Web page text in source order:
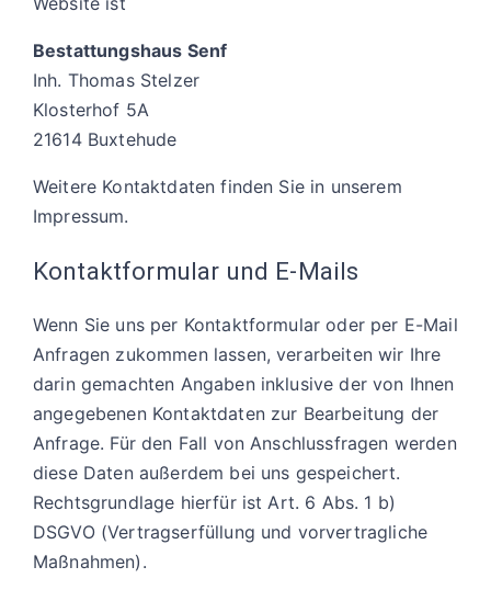
Bestattungshaus Senf
Inh. Thomas Stelzer
Klosterhof 5A
21614 Buxtehude
Weitere Kontaktdaten finden Sie in unserem
Impressum.
Kontaktformular und E-Mails
Wenn Sie uns per Kontaktformular oder per E-Mail
Anfragen zukommen lassen, verarbeiten wir Ihre
darin gemachten Angaben inklusive der von Ihnen
angegebenen Kontaktdaten zur Bearbeitung der
Anfrage. Für den Fall von Anschlussfragen werden
diese Daten außerdem bei uns gespeichert.
Rechtsgrundlage hierfür ist Art. 6 Abs. 1 b)
DSGVO (Vertragserfüllung und vorvertragliche
Maßnahmen).